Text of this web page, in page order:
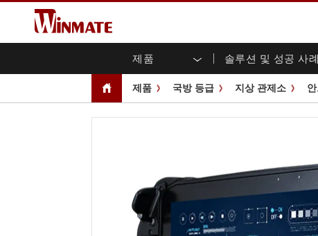
제품 솔루션 및 성공 사례
엔터프라이즈 모빌리티
러기드 노트북
러기드 태블릿 컨트롤러
울트라 러기드 태블릿
라디오 PoC
엣지 AI 모빌리티
산업
멀티터
오픈 프
전면
PoE 터치
USB
스테인
즈
견고한 로봇 컨트롤러 솔루션 AI 준
농업
교통
지능
셀프 서비스 키오스크
정부
스마트 충전소
성공
Winmate에 대하여 투자
보증 다운
마케팅 포털
파일
새로운 제품 뉴스
무역 박람회 이벤트
유튜
제품 국방 등급 지상 관제소